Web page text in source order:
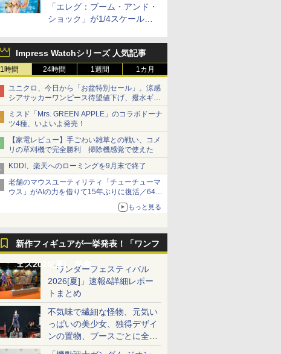
「エレグ：ブーム・アンド・
ショック」が1/4スケールで
Impress Watchシリーズ 人気記事
1時間 24時間 1週間 1カ月
ユニクロ、今日から「お盆特別セール」。涼感
シアサッカーワンピース待望値下げ、撥水ギア
ショーツは1990円に
ミスド「Mrs. GREEN APPLE」のコラボドーナ
ツ4種、いよいよ発売！
【家電レビュー】手ごわい雑草との戦い、コメ
リの草刈機で完全勝利 掃除機感覚で使えた
KDDI、楽天へのローミングを9月末で終了
老舗のマウスユーティリティ「チューチューマ
ウス」がAIの力を借りて15年ぶりに復活／64bit
化、Windows 10/11、「Chrome」も走り回
る。復活記念で2026年末まで500円
もっと見る
新作フィギュアが一挙発表！「ワンフ
ェス2026[夏]」特集「ワンダーフェスティバル
2026[夏]」速報&詳細レポー
トまとめ
不気味で繊細な怪物、元気い
っぱいの美少女、独得デザイ
ンの置物、ブースごとに全く
異なる世界が広がる一般ディ